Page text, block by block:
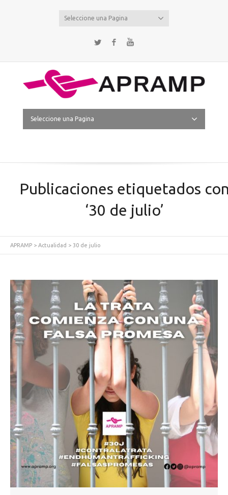
Seleccione una Pagina
Twitter Facebook
Seleccione una Pagina
Publicaciones etiquetados
‘30 de julio’
APRAMP > Actualidad > 30 de julio